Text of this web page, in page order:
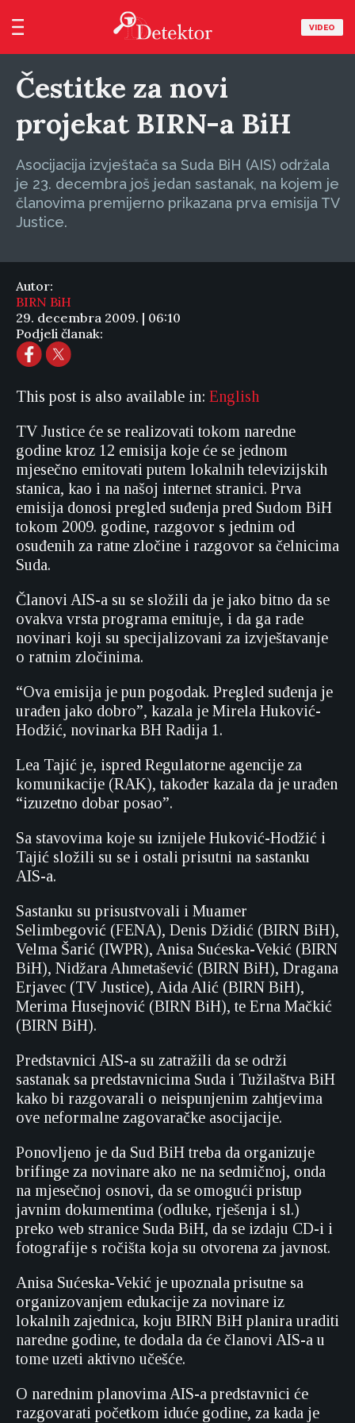
VIDEO
Čestitke za novi
projekat BIRN-a BiH
Asocijacija izvještača sa Suda BiH (AIS) održala
je 23. decembra još jedan sastanak, na kojem je
članovima premijerno prikazana prva emisija TV
Justice.
Autor:
BIRN BiH
29. decembra 2009. | 06:10
Podjeli članak:
This post is also available in: English
TV Justice će se realizovati tokom naredne
godine kroz 12 emisija koje će se jednom
mjesečno emitovati putem lokalnih televizijskih
stanica, kao i na našoj internet stranici. Prva
emisija donosi pregled suđenja pred Sudom BiH
tokom 2009. godine, razgovor s jednim od
osuđenih za ratne zločine i razgovor sa čelnicima
Suda.
Članovi AIS-a su se složili da je jako bitno da se
ovakva vrsta programa emituje, i da ga rade
novinari koji su specijalizovani za izvještavanje
o ratnim zločinima.
“Ova emisija je pun pogodak. Pregled suđenja je
urađen jako dobro”, kazala je Mirela Huković-
Hodžić, novinarka BH Radija 1.
Lea Tajić je, ispred Regulatorne agencije za
komunikacije (RAK), također kazala da je urađen
“izuzetno dobar posao”.
Sa stavovima koje su iznijele Huković-Hodžić i
Tajić složili su se i ostali prisutni na sastanku
AIS-a.
Sastanku su prisustvovali i Muamer
Selimbegović (FENA), Denis Džidić (BIRN BiH),
Velma Šarić (IWPR), Anisa Sućeska-Vekić (BIRN
BiH), Nidžara Ahmetašević (BIRN BiH), Dragana
Erjavec (TV Justice), Aida Alić (BIRN BiH),
Merima Husejnović (BIRN BiH), te Erna Mačkić
(BIRN BiH).
Predstavnici AIS-a su zatražili da se održi
sastanak sa predstavnicima Suda i Tužilaštva BiH
kako bi razgovarali o neispunjenim zahtjevima
ove neformalne zagovaračke asocijacije.
Ponovljeno je da Sud BiH treba da organizuje
brifinge za novinare ako ne na sedmičnoj, onda
na mjesečnoj osnovi, da se omogući pristup
javnim dokumentima (odluke, rješenja i sl.)
preko web stranice Suda BiH, da se izdaju CD-i i
fotografije s ročišta koja su otvorena za javnost.
Anisa Sućeska-Vekić je upoznala prisutne sa
organizovanjem edukacije za novinare iz
lokalnih zajednica, koju BIRN BiH planira uraditi
naredne godine, te dodala da će članovi AIS-a u
tome uzeti aktivno učešće.
O narednim planovima AIS-a predstavnici će
razgovarati početkom iduće godine, za kada je